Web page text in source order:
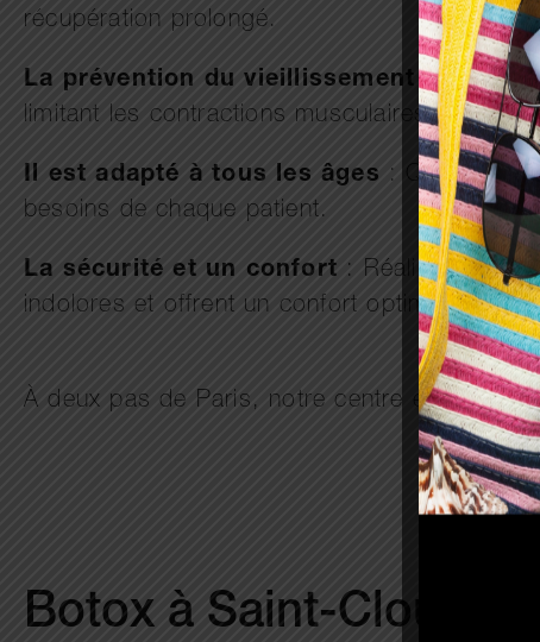
récupération prolongé.
La prévention du vieillissement : Outre
limitant les contractions musculaires.
Il est adapté à tous les âges : Que ce
besoins de chaque patient.
La sécurité et un confort : Réalisées par
indolores et offrent un confort optimal.
À deux pas de Paris, notre centre esthétique
Botox à Saint-Cloud :